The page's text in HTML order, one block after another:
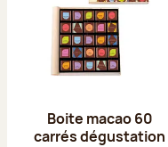
Boite macao 60
carrés dégustation